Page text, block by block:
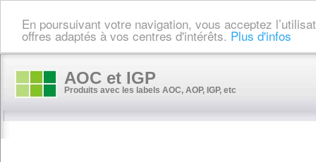
En poursuivant votre navigation, vous acceptez
offres adaptés à vos centres d'intérêts. Plus d'infos
AOC et IGP
Produits avec les labels AOC, AOP, IGP, etc